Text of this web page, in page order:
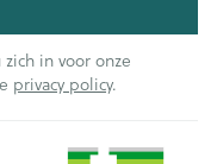
in voor onze
privacy policy.